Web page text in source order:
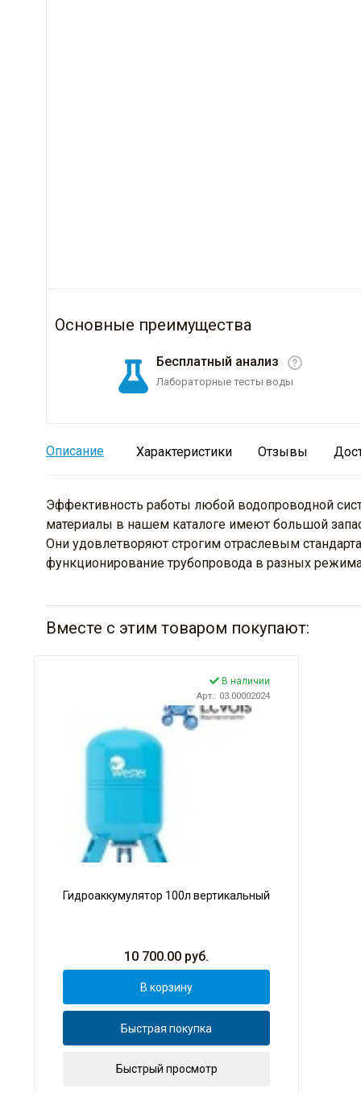
Основные преимущества
Бесплатный анализ
Лабораторные тесты воды
Описание Характеристики Отзывы
Эффективность работы любой водопроводной
материалы в нашем каталоге имеют большой
Они удовлетворяют строгим отраслевым
функционирование трубопровода в разных
Вместе с этим товаром покупают:
В наличии
Арт.: 03.00002024
Гидроаккумулятор 100л вертикальный
10 700.00 руб.
В корзину
Быстрая покупка
Быстрый просмотр